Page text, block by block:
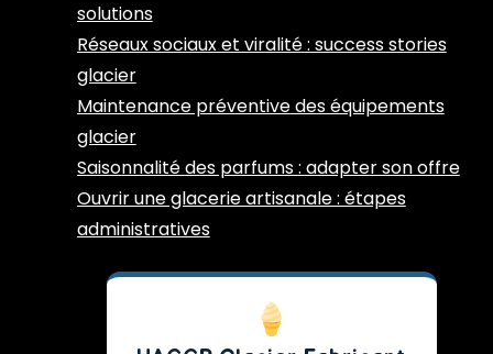
solutions
Réseaux sociaux et viralité : success stories
glacier
Maintenance préventive des équipements
glacier
Saisonnalité des parfums : adapter son offre
Ouvrir une glacerie artisanale : étapes
administratives